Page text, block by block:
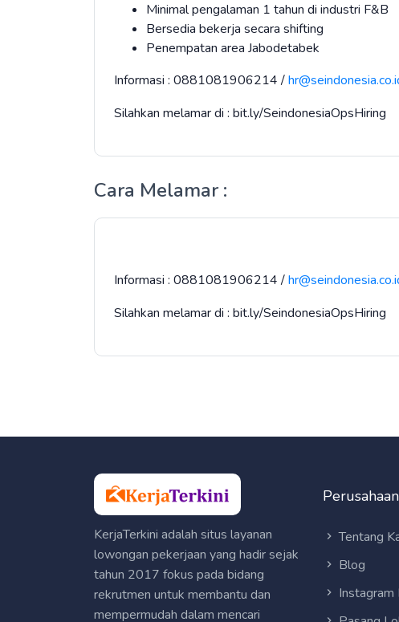
Minimal pengalaman 1 tahun di industri F&B
Bersedia bekerja secara shifting
Penempatan area Jabodetabek
Informasi : 0881081906214 /
Silahkan melamar di : bit.ly/SeindonesiaOpsHiring
Cara Melamar :
Informasi : 0881081906214 /
Silahkan melamar di : bit.ly/SeindonesiaOpsHiring
KerjaTerkini adalah situs layanan
lowongan pekerjaan yang hadir sejak
tahun 2017 fokus pada bidang
rekrutmen untuk membantu dan
mempermudah dalam mencari
Perusahaan
Tentang
Blog
Instagram